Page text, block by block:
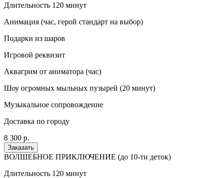
Длительность 120 минут
Анимация (час, герой стандарт на выбор)
Подарки из шаров
Игровой реквизит
Аквагрим от аниматора (час)
Шоу огромных мыльных пузырей (20 минут)
Музыкальное сопровождение
Доставка по городу
8 300 р.
Заказать
ВОЛШЕБНОЕ ПРИКЛЮЧЕНИЕ (до 10-ти деток)
Длительность 120 минут